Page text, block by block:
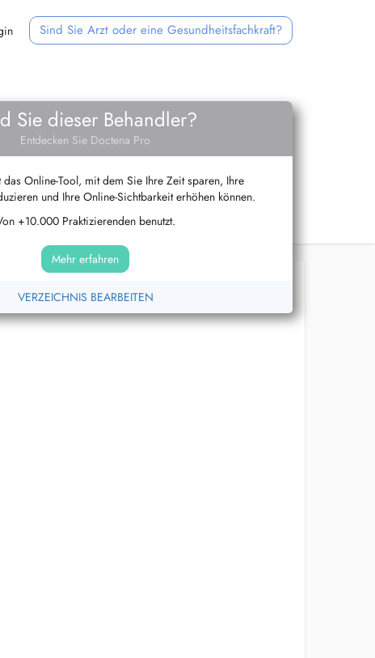
Sind Sie Arzt oder eine Gesundheitsfachkraft?
Sie dieser Behandler?
Entdecken Sie Doctena Pro
Online-Tool, mit dem Sie Ihre Zeit sparen, Ihre
und Ihre Online-Sichtbarkeit erhöhen können.
+10.000 Praktizierenden benutzt.
Mehr erfahren
VERZEICHNIS BEARBEITEN